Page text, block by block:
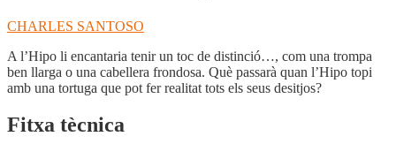
CHARLES SANTOSO
A l’Hipo li encantaria tenir un toc de distinció…, com una trompa
ben llarga o una cabellera frondosa. Què passarà quan l’Hipo topi
amb una tortuga que pot fer realitat tots els seus desitjos?
Fitxa tècnica